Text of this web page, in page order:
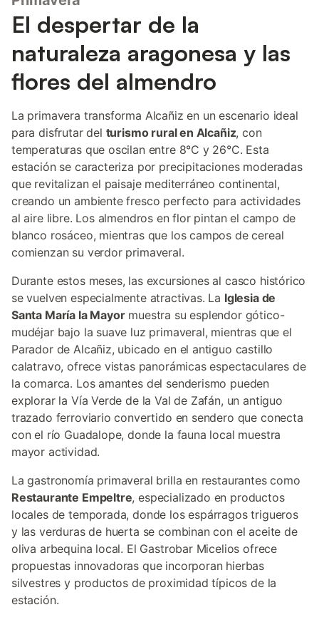
El despertar de la
naturaleza aragonesa y las
flores del almendro
La primavera transforma Alcañiz en un escenario ideal
para disfrutar del turismo rural en Alcañiz, con
temperaturas que oscilan entre 8°C y 26°C. Esta
estación se caracteriza por precipitaciones moderadas
que revitalizan el paisaje mediterráneo continental,
creando un ambiente fresco perfecto para actividades
al aire libre. Los almendros en flor pintan el campo de
blanco rosáceo, mientras que los campos de cereal
comienzan su verdor primaveral.
Durante estos meses, las excursiones al casco histórico
se vuelven especialmente atractivas. La Iglesia de
Santa María la Mayormuestra su esplendor gótico-
mudéjar bajo la suave luz primaveral, mientras que el
Parador de Alcañiz, ubicado en el antiguo castillo
calatravo, ofrece vistas panorámicas espectaculares de
la comarca. Los amantes del senderismo pueden
explorar la Vía Verde de la Val de Zafán, un antiguo
trazado ferroviario convertido en sendero que conecta
con el río Guadalope, donde la fauna local muestra
mayor actividad.
La gastronomía primaveral brilla en restaurantes como
Restaurante Empeltre, especializado en productos
locales de temporada, donde los espárragos trigueros
y las verduras de huerta se combinan con el aceite de
oliva arbequina local. El Gastrobar Micelios ofrece
propuestas innovadoras que incorporan hierbas
silvestres y productos de proximidad típicos de la
estación.